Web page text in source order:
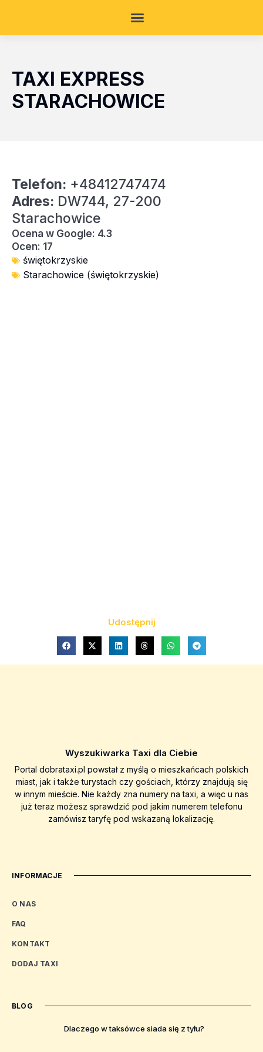
TAXI EXPRESS
STARACHOWICE
Telefon: +48412747474
Adres: DW744, 27-200
Starachowice
Ocena w Google: 4.3
Ocen: 17
świętokrzyskie
Starachowice (świętokrzyskie)
Udostępnij
Wyszukiwarka Taxi dla Ciebie
Portal dobrataxi.pl powstał z myślą o mieszkańcach polskich
miast, jak i także turystach czy gościach, którzy znajdują się
w innym mieście. Nie każdy zna numery na taxi, a więc u nas
już teraz możesz sprawdzić pod jakim numerem telefonu
zamówisz taryfę pod wskazaną lokalizację.
INFORMACJE
O NAS
FAQ
KONTAKT
DODAJ TAXI
BLOG
Dlaczego w taksówce siada się z tyłu?